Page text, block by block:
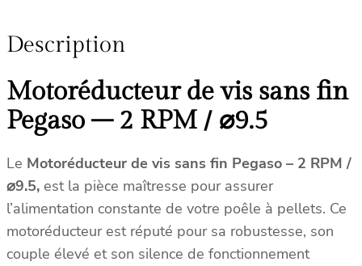
Description
Motoréducteur de vis sans fin
Pegaso – 2 RPM / ⌀9.5
Le Motoréducteur de vis sans fin Pegaso – 2 RPM /
⌀9.5, est la pièce maîtresse pour assurer
l’alimentation constante de votre poêle à pellets. Ce
motoréducteur est réputé pour sa robustesse, son
couple élevé et son silence de fonctionnement